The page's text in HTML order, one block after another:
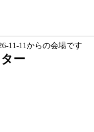
11-11からの会場です
ー